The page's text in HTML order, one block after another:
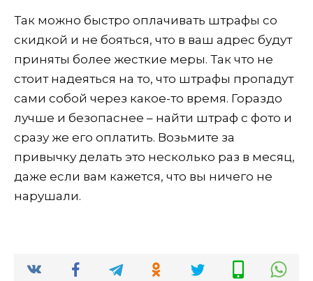
Так можно быстро оплачивать штрафы со
скидкой и не бояться, что в ваш адрес будут
приняты более жесткие меры. Так что не
стоит надеяться на то, что штрафы пропадут
сами собой через какое-то время. Гораздо
лучше и безопаснее – найти штраф с фото и
сразу же его оплатить. Возьмите за
привычку делать это несколько раз в месяц,
даже если вам кажется, что вы ничего не
нарушали.